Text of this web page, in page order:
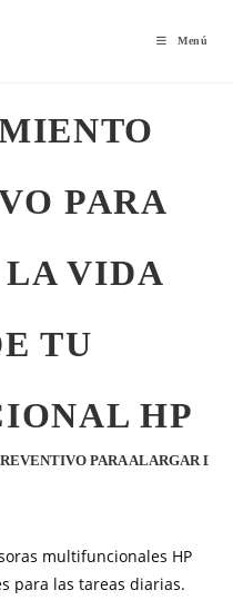
Menú
PARA
VIDA
TU
HP
PARA ALARGAR LA
multifuncionales HP
para las tareas diarias.